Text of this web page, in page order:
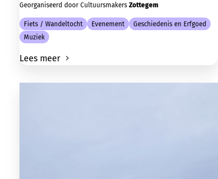
Georganiseerd door Cultuursmakers Zottegem
Fiets / Wandeltocht Evenement
Geschiedenis en Erfgoed
Muziek
Lees meer